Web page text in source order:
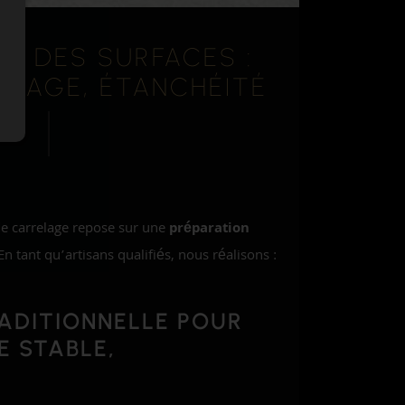
DES SURFACES :
ÉTANCHÉITÉ
carrelage repose sur unepréparation
tant qu’artisans qualifiés, nous réalisons :
POUR
STABLE,